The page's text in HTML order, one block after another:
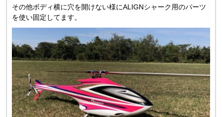
その他ボディ横に穴を開けない様にALIGNシャーク用のパーツ
を使い固定してます。